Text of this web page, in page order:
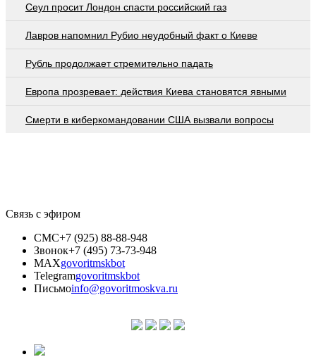
Сеул просит Лондон спасти российский газ
Лавров напомнил Рубио неудобный факт о Киеве
Рубль продолжает стремительно падать
Европа прозревает: действия Киева становятся явными
Смерти в киберкомандовании США вызвали вопросы
Связь с эфиром
СМС+7 (925) 88-88-948
Звонок+7 (495) 73-73-948
MAXgovoritmskbot
Telegramgovoritmskbot
Письмоinfo@govoritmoskva.ru